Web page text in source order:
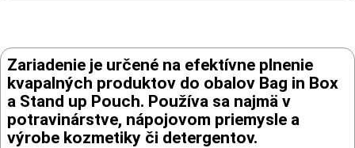
Zariadenie je určené na efektívne plnenie
kvapalných produktov do obalov Bag in Box
a Stand up Pouch. Používa sa najmä v
potravinárstve, nápojovom priemysle a
výrobe kozmetiky či detergentov.